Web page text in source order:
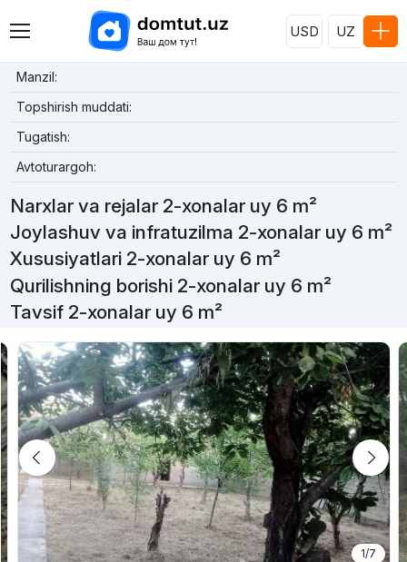
USD UZ
Manzil:
Topshirish muddati:
Tugatish:
Avtoturargoh:
Narxlar va rejalar 2-xonalar uy 6 m²
Joylashuv va infratuzilma 2-xonalar uy 6 m²
Xususiyatlari 2-xonalar uy 6 m²
Qurilishning borishi 2-xonalar uy 6 m²
Tavsif 2-xonalar uy 6 m²
1/7